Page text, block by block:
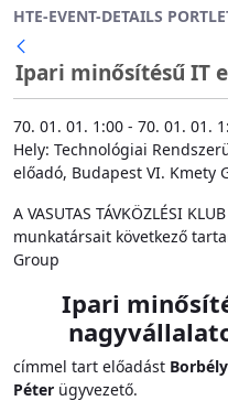
Ugrás a fő tartalomhoz
HTE-EVENT-DETAILS
Vissza
Ipari minősítésű IT
70. 01. 01. 1:00 - 70. 01. 01.
Hely: Technológiai
előadó, Budapest VI. Kmety
A VASUTAS TÁVKÖZLÉSI
munkatársait következő
Group
Ipari
címmel tart előadást
Péter ügyvezető.